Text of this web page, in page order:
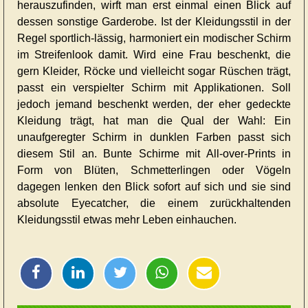
herauszufinden, wirft man erst einmal einen Blick auf
dessen sonstige Garderobe. Ist der Kleidungsstil in der
Regel sportlich-lässig, harmoniert ein modischer Schirm
im Streifenlook damit. Wird eine Frau beschenkt, die
gern Kleider, Röcke und vielleicht sogar Rüschen trägt,
passt ein verspielter Schirm mit Applikationen. Soll
jedoch jemand beschenkt werden, der eher gedeckte
Kleidung trägt, hat man die Qual der Wahl: Ein
unaufgeregter Schirm in dunklen Farben passt sich
diesem Stil an. Bunte Schirme mit All-over-Prints in
Form von Blüten, Schmetterlingen oder Vögeln
dagegen lenken den Blick sofort auf sich und sie sind
absolute Eyecatcher, die einem zurückhaltenden
Kleidungsstil etwas mehr Leben einhauchen.